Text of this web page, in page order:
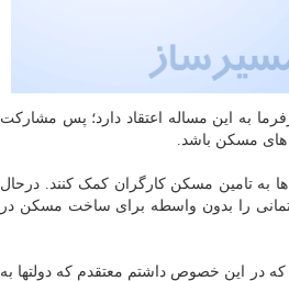
به این مساله اعتقاد دارد؛ پس مشارکت
های مسکن باشد.
به تامین مسکن کارگران کمک کنند. درحال
را بدون واسطه برای ساخت مسکن در
در این خصوص داشتم معتقدم که دولتها به